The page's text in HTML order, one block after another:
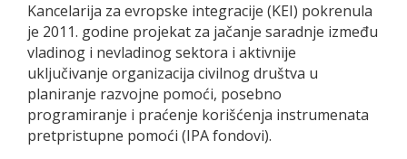
Kancelarija za evropske integracije (KEI) pokrenula
je 2011. godine projekat za jačanje saradnje između
vladinog i nevladinog sektora i aktivnije
uključivanje organizacija civilnog društva u
planiranje razvojne pomoći, posebno
programiranje i praćenje korišćenja instrumenata
pretpristupne pomoći (IPA fondovi).